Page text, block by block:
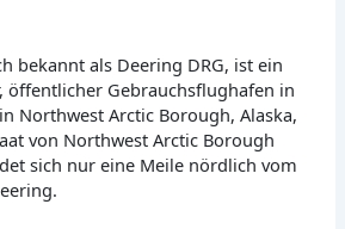
bekannt als Deering DRG, ist ein
öffentlicher Gebrauchsflughafen in
Northwest Arctic Borough, Alaska,
von Northwest Arctic Borough
sich nur eine Meile nördlich vom